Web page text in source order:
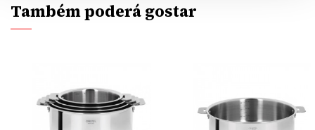
Também poderá gostar